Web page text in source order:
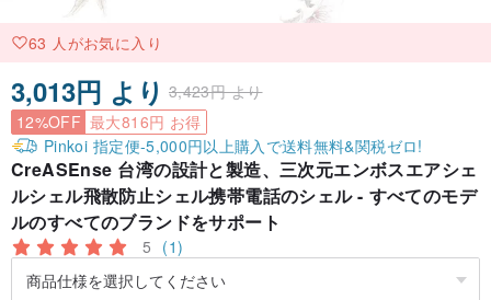
63 人がお気に入り
3,013円 より 3,423円 より
12%OFF 最大816円 お得
Pinkoi 指定便-5,000円以上購入で送料無料&関税ゼロ!
CreASEnse 台湾の設計と製造、三次元エンボスエアシェ
ルシェル飛散防止シェル携帯電話のシェル - すべてのモデ
ルのすべてのブランドをサポート
5 (1)